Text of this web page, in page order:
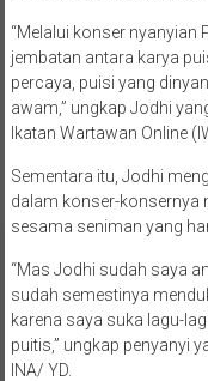
“Melalui konser nyanyian
jembatan antara karya
percaya, puisi yang
awam,” ungkap Jodhi
Ikatan Wartawan Online
Sementara itu, Jodhi
dalam konser-konsernya
sesama seniman yang
“Mas Jodhi sudah saya
sudah semestinya
karena saya suka lagu-
puitis,” ungkap penyanyi
INA/ YD.